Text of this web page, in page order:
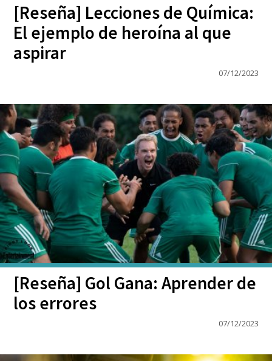
[Reseña] Lecciones de Química:
El ejemplo de heroína al que
aspirar
07/12/2023
[Reseña] Gol Gana: Aprender de
los errores
07/12/2023